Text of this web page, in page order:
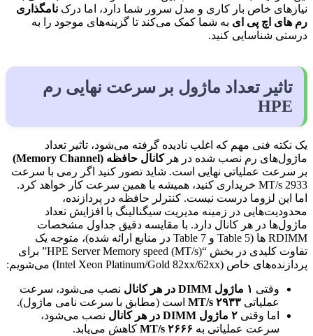
نیازهای خاص بار کاری و مدل سرور شما دارد، اما درک نامگذاری
رم های اچ پی ای به شما کمک می‌کند تا گزینه‌های موجود را به
درستی شناسایی کنید.
تاثیر تعداد ماژول بر سرعت نهایی رم
HPE
یک نکته فنی مهم که اغلب نادیده گرفته می‌شود، تاثیر تعداد
ماژول‌های رم نصب شده در هرکانال حافظه (Memory Channel
)
بر سرعت عملیاتی نهایی است. شاید تصور کنید اگر رمی با سرعت
2933 MT/s خریداری کنید، همیشه با همین سرعت کار خواهد کرد.
اما این لزوما درست نیست. کنترلر حافظه در پردازنده،
محدودیت‌هایی در زمینه مدیریت سیگنالینگ با افزایش تعداد
ماژول‌ها در هر کانال دارد. با مقایسه دقیق جداول مشخصات
RDIMM ها (Table 5 و Table 7 در منابع ارائه شده)، متوجه یک
تفاوت کلیدی در بخش “HPE Server Memory speed (MT/s)” برای
پردازنده‌های خاص (Intel Xeon Platinum/Gold 82xx/62xx) می‌شویم:
وقتی ۱ ماژول DIMM در هر کانال نصب می‌شود، سرعت
عملیاتی ۲۹۳۳ MT/s است (مطابق با سرعت نامی ماژول).
اما وقتی ۲ ماژول DIMM در هر کانال نصب می‌شود،
سرعت عملیاتی به ۲۶۶۶ MT/s کاهش می‌یابد.